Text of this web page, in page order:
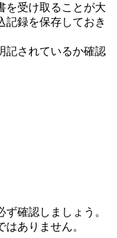
を受け取ることが大
記録を保存しておき
記されているか確認
確認しましょう。
ありません。